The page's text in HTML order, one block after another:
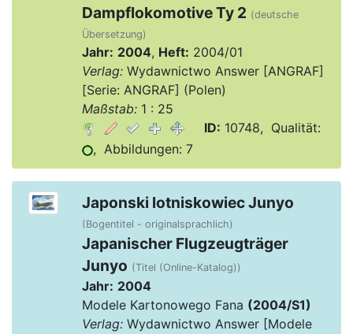
Dampflokomotive Ty 2 (deutsche
Übersetzung)
Jahr: 2004, Heft: 2004/01
Verlag:Wydawnictwo Answer [ANGRAF]
[Serie: ANGRAF] (Polen)
Maßstab:1 : 25
ID: 10748, Qualität:
, Abbildungen: 7
Japonski lotniskowiec Junyo
(Bogentitel - originalsprachlich)
Japanischer Flugzeugträger
Junyo (Titel (Online-Katalog))
Jahr: 2004
Modele Kartonowego Fana (2004/S1)
Verlag:Wydawnictwo Answer [Modele